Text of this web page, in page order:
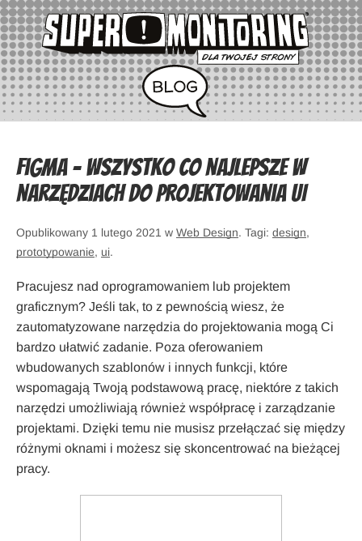
Figma – wszystko co najlepsze w
narzędziach do projektowania UI
Opublikowany 1 lutego 2021 w Web Design. Tagi: design,
prototypowanie, ui.
Pracujesz nad oprogramowaniem lub projektem
graficznym? Jeśli tak, to z pewnością wiesz, że
zautomatyzowane narzędzia do projektowania mogą Ci
bardzo ułatwić zadanie. Poza oferowaniem
wbudowanych szablonów i innych funkcji, które
wspomagają Twoją podstawową pracę, niektóre z takich
narzędzi umożliwiają również współpracę i zarządzanie
projektami. Dzięki temu nie musisz przełączać się między
różnymi oknami i możesz się skoncentrować na bieżącej
pracy.